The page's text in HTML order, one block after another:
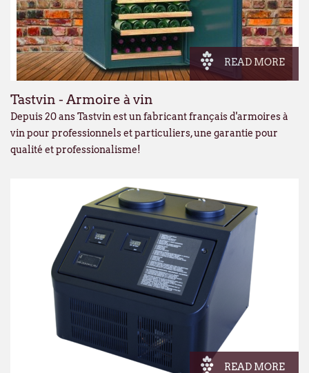
READ MORE
Tastvin - Armoire à vin
Depuis 20 ans Tastvin est un fabricant français d'armoires à
vin pour professionnels et particuliers, une garantie pour
qualité et professionalisme!
READ MORE